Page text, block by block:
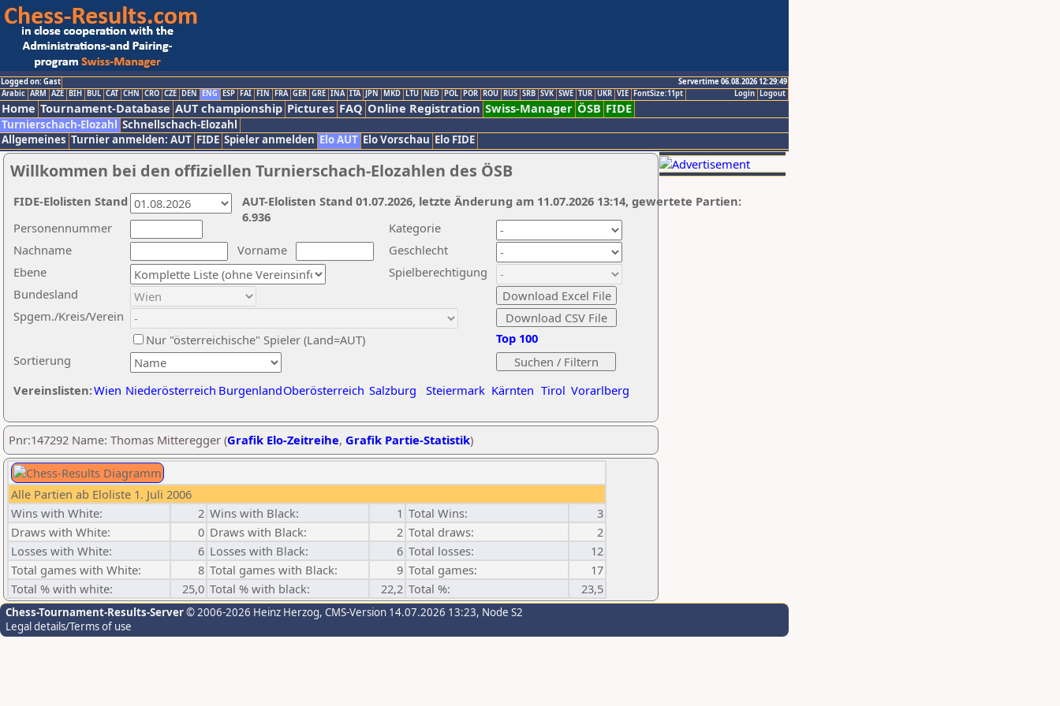
Logged on: Gast
Servertime 06.08.2026 12:29:49
Logout
Login
Arabic ARM AZE BIH BUL CAT CHN CRO CZE DEN ENG ESP FAI FIN FRA GER GRE INA ITA JPN MKD LTU NED POL POR ROU RUS SRB SVK SWE TUR UKR VIE FontSize:11pt
Home Tournament-Database AUT championship Pictures FAQ Online Registration Swiss-Manager ÖSB FIDE
Turnierschach-Elozahl Schnellschach-Elozahl
Allgemeines Turnier anmelden: AUT FIDE Spieler anmelden Elo AUT Elo Vorschau Elo FIDE
Willkommen bei den offiziellen Turnierschach-Elozahlen des ÖSB
Nachname
Vorname
Ebene
Kategorie
Sortierung
Personennummer
Bundesland
Spgem./Kreis/Verein
Geschlecht
Nur "österreichische" Spieler (Land=AUT)
Spielberechtigung
Vereinslisten:Wien Niederösterreich BurgenlandOberösterreich Salzburg Steiermark Kärnten Tirol Vorarlberg
Top 100
AUT-Elolisten Stand 01.07.2026, letzte Änderung am 11.07.2026 13:14, gewertete Partien:
6.936
FIDE-Elolisten Stand
Pnr:147292 Name: Thomas Mitteregger (Grafik Elo-Zeitreihe, Grafik Partie-Statistik)
Alle Partien ab Eloliste 1. Juli 2006
Wins with White:
2 Wins with Black: 1 Total Wins:
3
Draws with White:
0 Draws with Black: 2 Total draws:
2
Losses with White:
6 Losses with Black: 6 Total losses:
12
Total games with White:
8 Total games with Black: 9 Total games:
17
Total % with white:
25,0 Total % with black: 22,2 Total %: 23,5
Chess-Tournament-Results-Server© 2006-2026 Heinz Herzog, CMS-Version 14.07.2026 13:23, Node S2
Legal details/Terms of use